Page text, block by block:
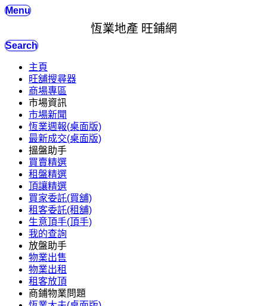
Menu
恆業地產 旺鋪網
Search
主頁
旺舖搜尋器
商場專區
市場資訊
市場新聞
恆業週報(桌面版)
最新成交(桌面版)
搵盤助手
買賣精選
租盤精選
頂讓精選
買家委託(買舖)
租客委託(租舖)
生意頂手(頂手)
我的查詢
放盤助手
物業出售
物業出租
租客放頂
商鋪物業問題